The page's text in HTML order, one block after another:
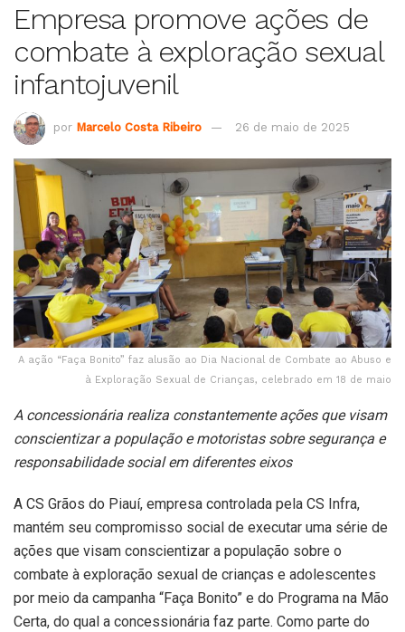
Empresa promove ações de
combate à exploração sexual
infantojuvenil
por Marcelo Costa Ribeiro 26 de maio de 2025
A ação “Faça Bonito” faz alusão ao Dia Nacional de Combate ao Abuso e
à Exploração Sexual de Crianças, celebrado em 18 de maio
A concessionária realiza constantemente ações que visam
conscientizar a população e motoristas sobre segurança e
responsabilidade social em diferentes eixos
A CS Grãos do Piauí, empresa controlada pela CS Infra,
mantém seu compromisso social de executar uma série de
ações que visam conscientizar a população sobre o
combate à exploração sexual de crianças e adolescentes
por meio da campanha “Faça Bonito” e do Programa na Mão
Certa, do qual a concessionária faz parte. Como parte do